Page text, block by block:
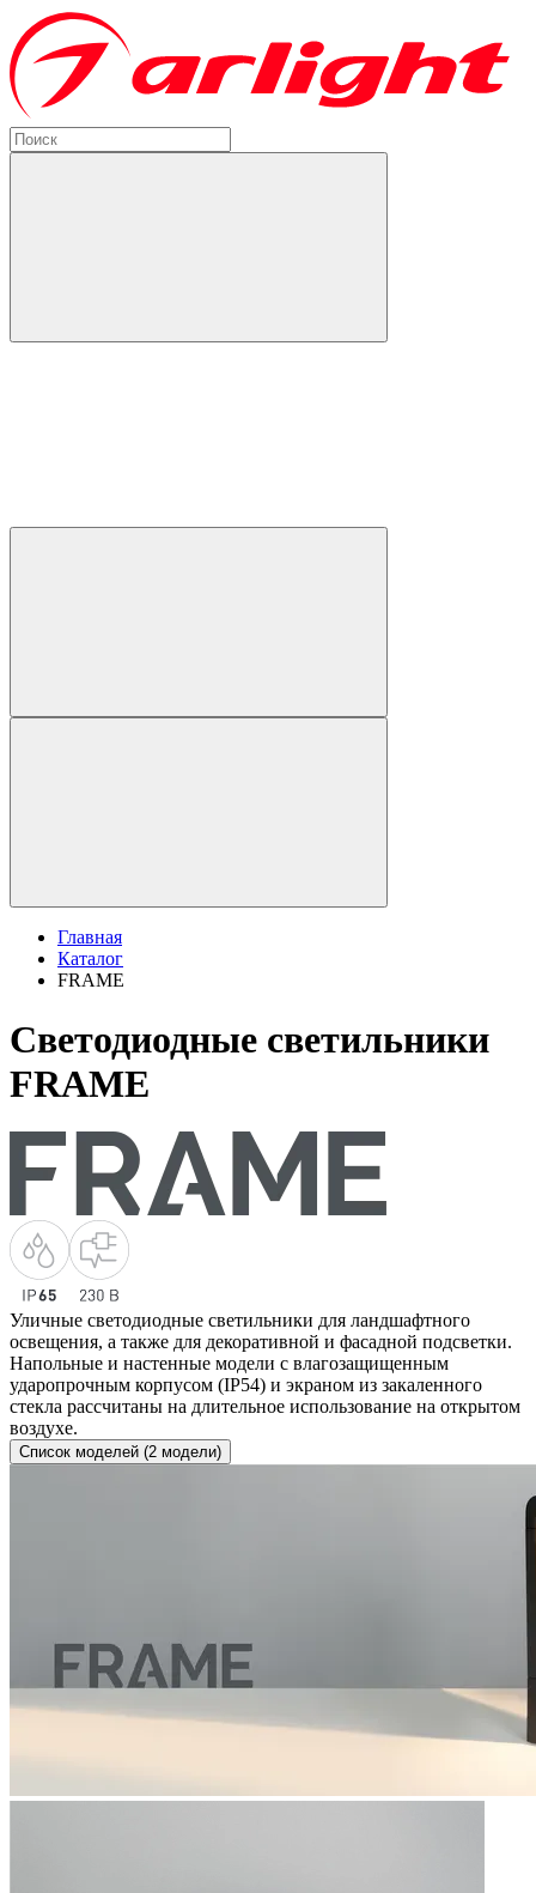
Главная
Каталог
FRAME
Светодиодные светильники
FRAME
Уличные светодиодные светильники для ландшафтного
освещения, а также для декоративной и фасадной подсветки.
Напольные и настенные модели с влагозащищенным
ударопрочным корпусом (IP54) и экраном из закаленного
стекла рассчитаны на длительное использование на открытом
воздухе.
Список моделей (2 модели)